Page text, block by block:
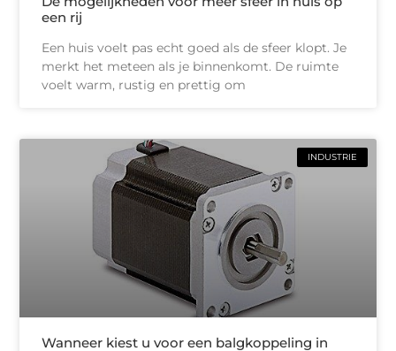
een rij
Een huis voelt pas echt goed als de sfeer klopt. Je
merkt het meteen als je binnenkomt. De ruimte
voelt warm, rustig en prettig om
INDUSTRIE
Wanneer kiest u voor een balgkoppeling in